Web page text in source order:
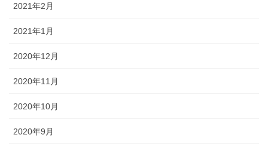
2021年2月
2021年1月
2020年12月
2020年11月
2020年10月
2020年9月